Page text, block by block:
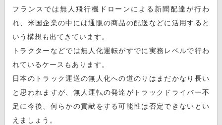
フランスでは無人飛行機ドローンによる新聞配達が行わ
れ、米国企業の中には通販の商品の配送などに活用すると
いう構想も出てきています。
トラクターなどでは無人化運転がすでに実務レベルで行わ
れているケースもあります。
日本のトラック運送の無人化への道のりはまだかなり長い
と思われますが、無人運転の発達がトラックドライバー不
足に今後、何らかの貢献をする可能性は否定できないとい
えましょう。